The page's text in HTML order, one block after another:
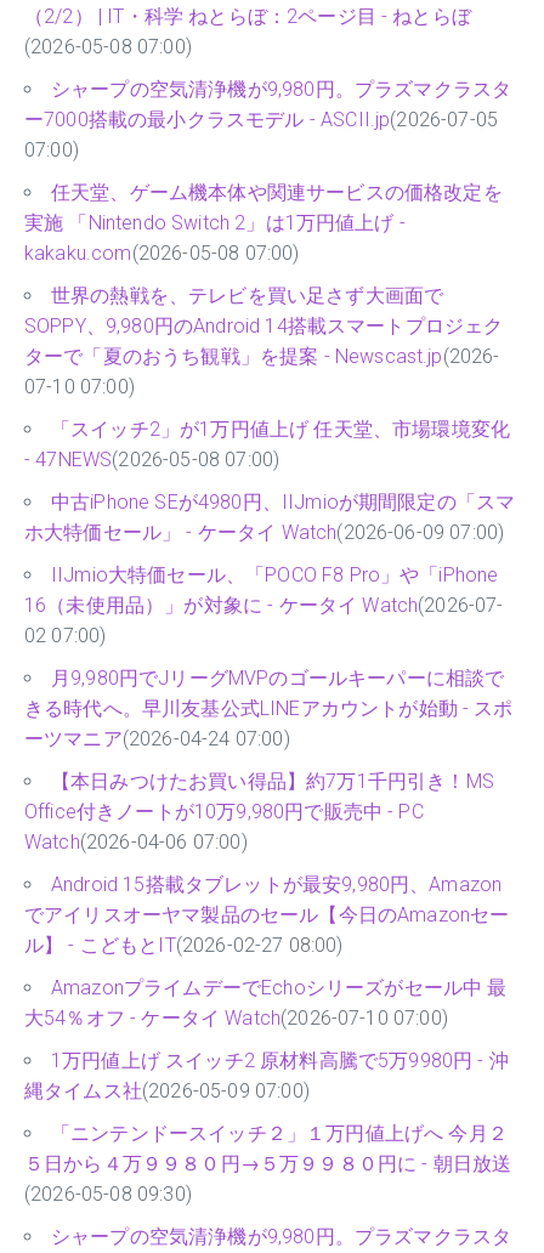
（2/2） | IT・科学 ねとらぼ：2ページ目 - ねとらぼ
(2026-05-08 07:00)
シャープの空気清浄機が9,980円。プラズマクラスタ
ー7000搭載の最小クラスモデル - ASCII.jp(2026-07-05
07:00)
任天堂、ゲーム機本体や関連サービスの価格改定を
実施 「Nintendo Switch 2」は1万円値上げ -
kakaku.com(2026-05-08 07:00)
世界の熱戦を、テレビを買い足さず大画面で
SOPPY、9,980円のAndroid 14搭載スマートプロジェク
ターで「夏のおうち観戦」を提案 - Newscast.jp(2026-
07-10 07:00)
「スイッチ2」が1万円値上げ 任天堂、市場環境変化
- 47NEWS(2026-05-08 07:00)
中古iPhone SEが4980円、IIJmioが期間限定の「スマ
ホ大特価セール」 - ケータイ Watch(2026-06-09 07:00)
IIJmio大特価セール、「POCO F8 Pro」や「iPhone
16（未使用品）」が対象に - ケータイ Watch(2026-07-
02 07:00)
月9,980円でJリーグMVPのゴールキーパーに相談で
きる時代へ。早川友基公式LINEアカウントが始動 - スポ
ーツマニア(2026-04-24 07:00)
【本日みつけたお買い得品】約7万1千円引き！MS
Office付きノートが10万9,980円で販売中 - PC
Watch(2026-04-06 07:00)
Android 15搭載タブレットが最安9,980円、Amazon
でアイリスオーヤマ製品のセール【今日のAmazonセー
ル】 - こどもとIT(2026-02-27 08:00)
AmazonプライムデーでEchoシリーズがセール中 最
大54％オフ - ケータイ Watch(2026-07-10 07:00)
1万円値上げ スイッチ2 原材料高騰で5万9980円 - 沖
縄タイムス社(2026-05-09 07:00)
「ニンテンドースイッチ２」１万円値上げへ 今月２
５日から４万９９８０円→５万９９８０円に - 朝日放送
(2026-05-08 09:30)
シャープの空気清浄機が9,980円。プラズマクラスタ